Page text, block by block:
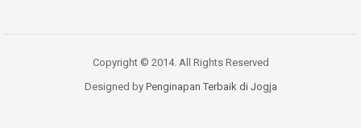
Copyright © 2014. All Rights Reserved
Designed by Penginapan Terbaik di Jogja